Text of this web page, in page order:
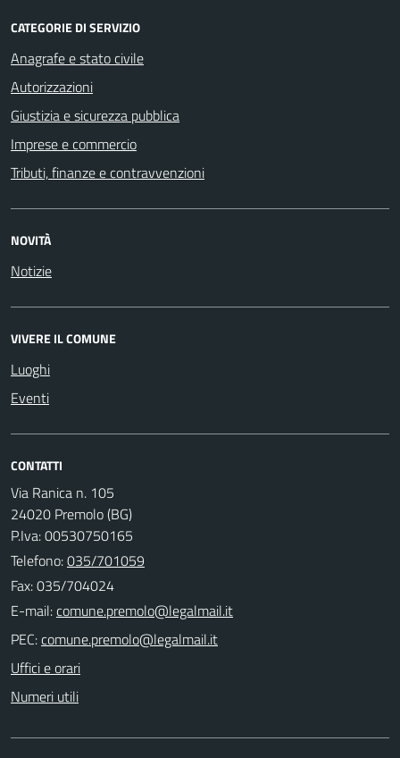
CATEGORIE DI SERVIZIO
Anagrafe e stato civile
Autorizzazioni
Giustizia e sicurezza pubblica
Imprese e commercio
Tributi, finanze e contravvenzioni
NOVITÀ
Notizie
VIVERE IL COMUNE
Luoghi
Eventi
CONTATTI
Via Ranica n. 105
24020 Premolo (BG)
P.Iva: 00530750165
Telefono:035/701059
Fax: 035/704024
E-mail:
PEC:
Uffici e orari
Numeri utili